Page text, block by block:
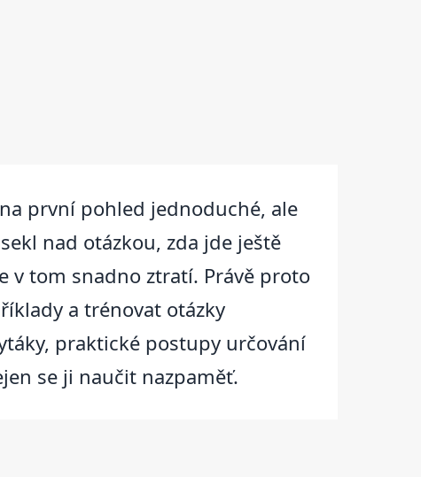
první pohled jednoduché, ale
nad otázkou, zda jde ještě
v tom snadno ztratí. Právě proto
a trénovat otázky
praktické postupy určování
se ji naučit nazpaměť.